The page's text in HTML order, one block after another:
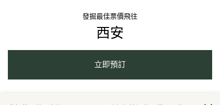
發掘最佳票價飛往
西安
立即預訂